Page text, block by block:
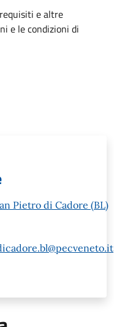
e altre
e le condizioni di
Pietro di Cadore (BL)